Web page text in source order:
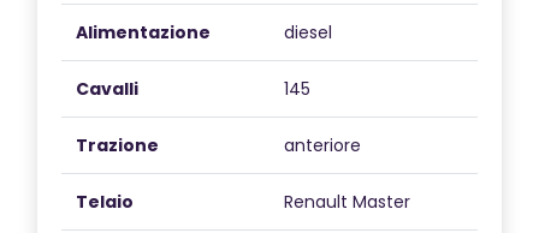
Alimentazione diesel
Cavalli 145
Trazione anteriore
Telaio Renault Master